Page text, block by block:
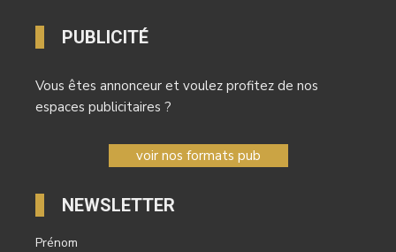
PUBLICITÉ
Vous êtes annonceur et voulez profitez de nos
espaces publicitaires ?
voir nos formats pub
NEWSLETTER
Prénom